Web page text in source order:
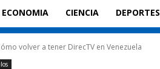
ECONOMIA CIENCIA DEPORTES
volver a tener DirecTV en Venezuela